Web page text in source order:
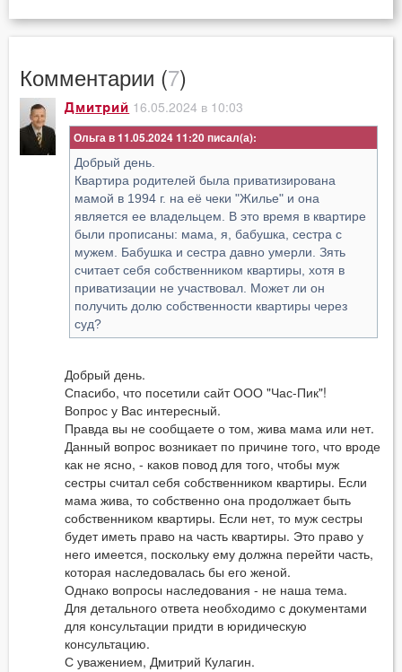
Комментарии (7)
Дмитрий 16.05.2024 в 10:03
Ольга в 11.05.2024 11:20
Добрый день.
Квартира родителей была приватизирована
мамой в 1994 г. на её чеки "Жилье" и она
является ее владельцем. В это время в квартире
были прописаны: мама, я, бабушка, сестра с
мужем. Бабушка и сестра давно умерли. Зять
считает себя собственником квартиры, хотя в
приватизации не участвовал. Может ли он
получить долю собственности квартиры через
суд?
Добрый день.
Спасибо, что посетили сайт ООО "Час-Пик"!
Вопрос у Вас интересный.
Правда вы не сообщаете о том, жива мама или нет.
Данный вопрос возникает по причине того, что вроде
как не ясно, - каков повод для того, чтобы муж
сестры считал себя собственником квартиры. Если
мама жива, то собственно она продолжает быть
собственником квартиры. Если нет, то муж сестры
будет иметь право на часть квартиры. Это право у
него имеется, поскольку ему должна перейти часть,
которая наследовалась бы его женой.
Однако вопросы наследования - не наша тема.
Для детального ответа необходимо с документами
для консультации придти в юридическую
консультацию.
С уважением, Дмитрий Кулагин.